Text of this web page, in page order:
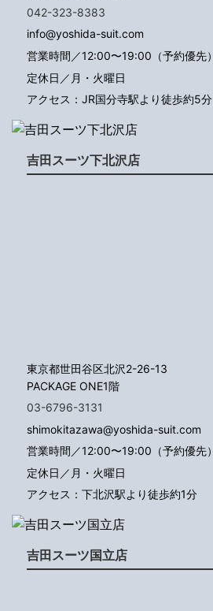
042-323-8383
info@yoshida-suit.com
営業時間／12:00〜19:00（予約優先）
定休日／月・火曜日
アクセス：JR国分寺駅より徒歩約5分
吉田スーツ下北沢店
東京都世田谷区北沢2-26-13
PACKAGE ONE1階
03-6796-3131
shimokitazawa@yoshida-suit.com
営業時間／12:00〜19:00（予約優先）
定休日／月・火曜日
アクセス：下北沢駅より徒歩約1分
吉田スーツ国立店